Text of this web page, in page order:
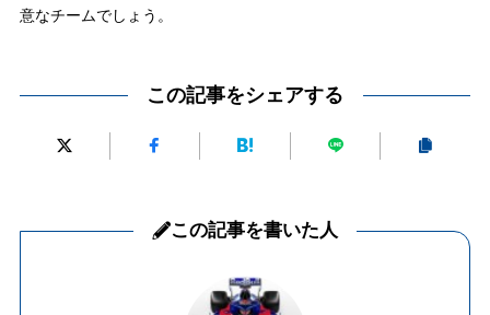
意なチームでしょう。
この記事をシェアする
この記事を書いた人